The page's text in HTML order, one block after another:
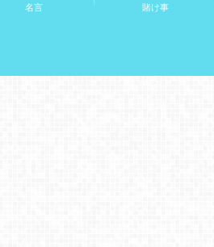
名言 賭け事